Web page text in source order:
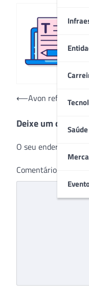
Navegação
Post
⟵Avon reforça
Deixe um
O seu endereço de
Comentário